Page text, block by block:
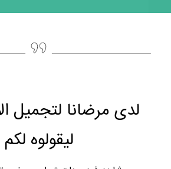
لدى مرضانا لتجميل
ليقولوه لكم